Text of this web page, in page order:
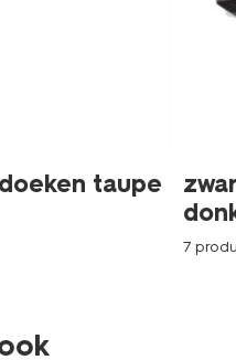
taupe
7